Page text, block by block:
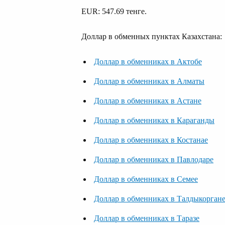
EUR: 547.69 тенге.
Доллар в обменных пунктах Казахстана:
Доллар в обменниках в Актобе
Доллар в обменниках в Алматы
Доллар в обменниках в Астане
Доллар в обменниках в Караганды
Доллар в обменниках в Костанае
Доллар в обменниках в Павлодаре
Доллар в обменниках в Семее
Доллар в обменниках в Талдыкоргане
Доллар в обменниках в Таразе